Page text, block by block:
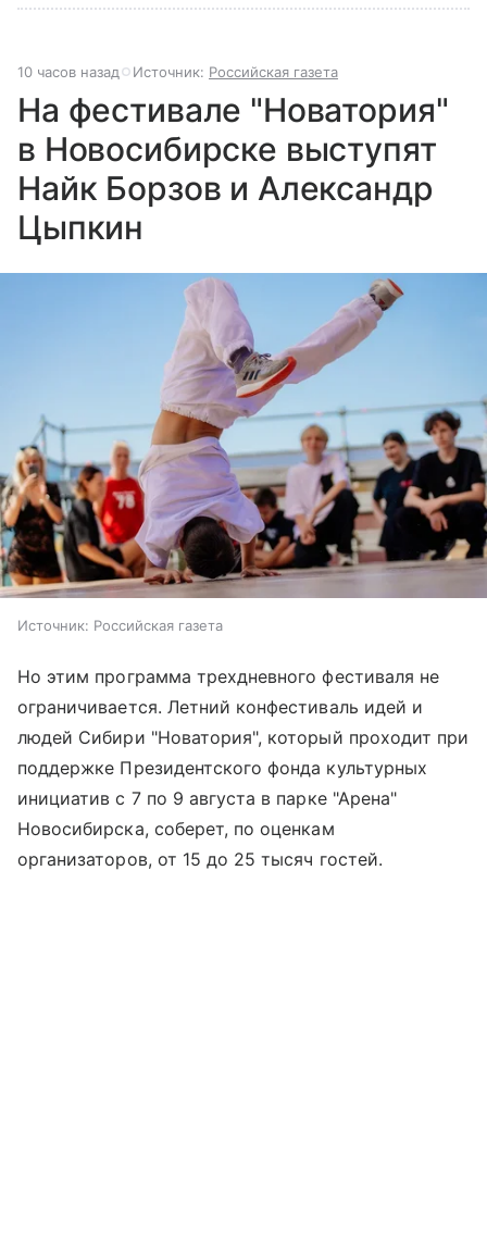
10 часов назад Источник: Российская газета
На фестивале "Новатория"
в Новосибирске выступят
Найк Борзов и Александр
Цыпкин
Источник: Российская газета
Но этим программа трехдневного фестиваля не
ограничивается. Летний конфестиваль идей и
людей Сибири "Новатория", который проходит при
поддержке Президентского фонда культурных
инициатив с 7 по 9 августа в парке "Арена"
Новосибирска, соберет, по оценкам
организаторов, от 15 до 25 тысяч гостей.